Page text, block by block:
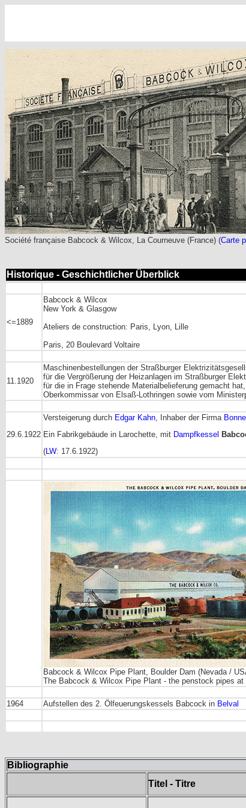
Société française Babcock & Wilcox, La Courneuve (France) (Carte
Historique - Geschichtlicher Überblick
<=1889
Babcock & Wilcox
New York & Glasgow
Ateliers de construction: Paris, Lyon, Lille
Paris, 20 Boulevard Voltaire
11.1920
Maschinenbestellungen der Straßburger
für die Vergrößerung der Heizanlagen im Straßburger
für die in Frage stehende Materialbelieferung gemacht
Oberkommissar von Elsaß-Lothringen sowie vom
29.6.1922
Versteigerung durch Edgar Kahn , Inhaber der Firma
Ein Fabrikgebäude in Larochette, mit Dampfkessel
(LW: 17.6.1922)
Babcock & Wilcox Pipe Plant, Boulder Dam (Nevada /
The Babcock & Wilcox Pipe Plant - the penstock pipes
1964 Aufstellen des 2. Ölfeuerungskessels Babcock in Belval
Bibliographie
Titel - Titre